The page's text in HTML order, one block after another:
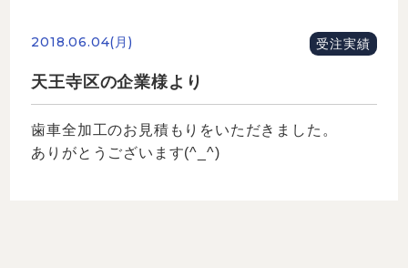
2018.06.04(月) 受注実績
天王寺区の企業様より
歯車全加工のお見積もりをいただきました。
ありがとうございます(^_^)